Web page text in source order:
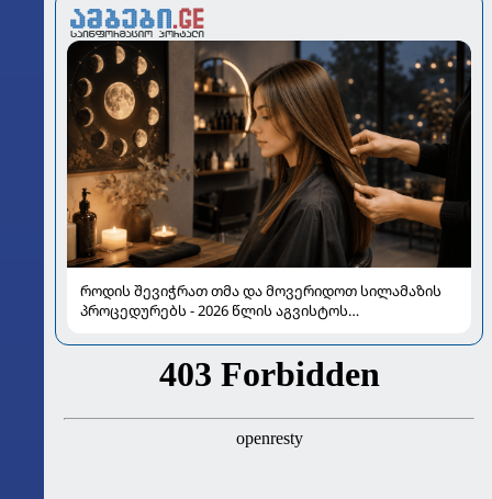
როდის შევიჭრათ თმა და მოვერიდოთ სილამაზის
პროცედურებს - 2026 წლის აგვისტოს